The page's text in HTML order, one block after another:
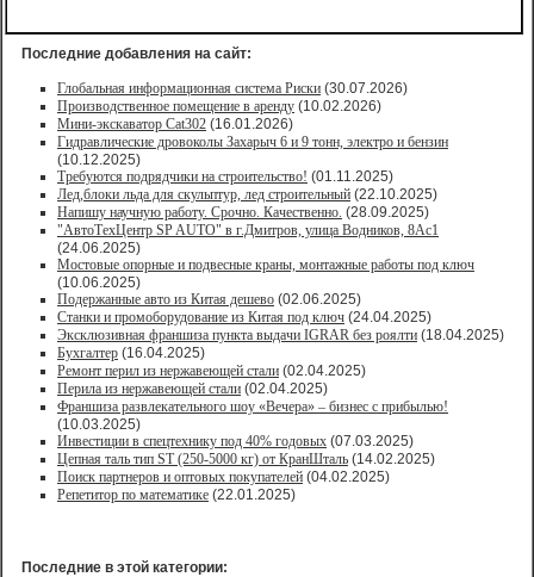
Последние добавления на сайт:
Глобальная информационная система Риски (30.07.2026)
Производственное помещение в аренду (10.02.2026)
Мини-экскаватор Cat302 (16.01.2026)
Гидравлические дровоколы Захарыч 6 и 9 тонн, электро и бензин
(10.12.2025)
Требуются подрядчики на строительство! (01.11.2025)
Лед,блоки льда для скульптур, лед строительный (22.10.2025)
Напишу научную работу. Срочно. Качественно. (28.09.2025)
"АвтоТехЦентр SP AUTO" в г.Дмитров, улица Водников, 8Ас1
(24.06.2025)
Мостовые опорные и подвесные краны, монтажные работы под ключ
(10.06.2025)
Подержанные авто из Китая дешево (02.06.2025)
Станки и промоборудование из Китая под ключ (24.04.2025)
Эксклюзивная франшиза пункта выдачи IGRAR без роялти (18.04.2025)
Бухгалтер (16.04.2025)
Ремонт перил из нержавеющей стали (02.04.2025)
Перила из нержавеющей стали (02.04.2025)
Франшиза развлекательного шоу «Вечера» – бизнес с прибылью!
(10.03.2025)
Инвестиции в спецтехнику под 40% годовых (07.03.2025)
Цепная таль тип ST (250-5000 кг) от КранШталь (14.02.2025)
Поиск партнеров и оптовых покупателей (04.02.2025)
Репетитор по математике (22.01.2025)
Последние в этой категории: